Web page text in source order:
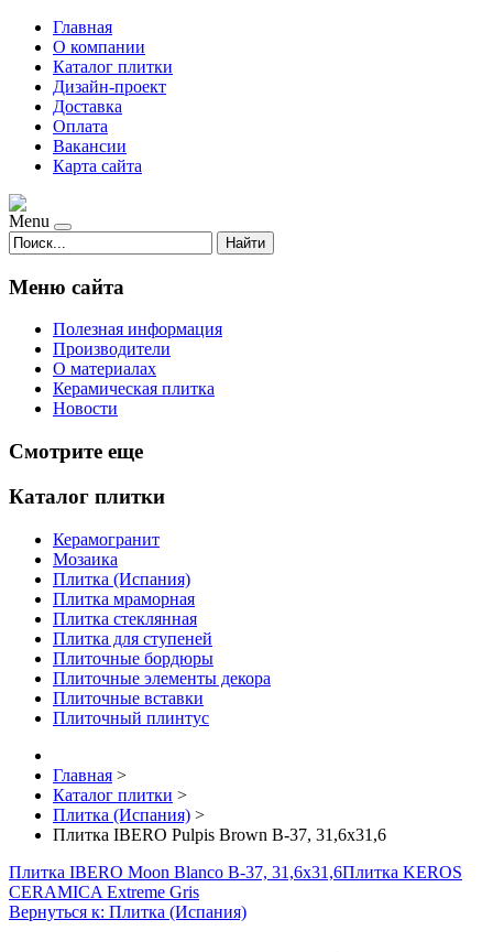
Главная
О компании
Каталог плитки
Дизайн-проект
Доставка
Оплата
Вакансии
Карта сайта
Menu
Найти
Меню сайта
Полезная информация
Производители
О материалах
Керамическая плитка
Новости
Смотрите еще
Каталог плитки
Керамогранит
Мозаика
Плитка (Испания)
Плитка мраморная
Плитка стеклянная
Плитка для ступеней
Плиточные бордюры
Плиточные элементы декора
Плиточные вставки
Плиточный плинтус
Главная >
Каталог плитки >
Плитка (Испания) >
Плитка IBERO Pulpis Brown B-37, 31,6x31,6
Плитка IBERO Moon Blanco B-37, 31,6x31,6Плитка KEROS
CERAMICA Extreme Gris
Вернуться к: Плитка (Испания)